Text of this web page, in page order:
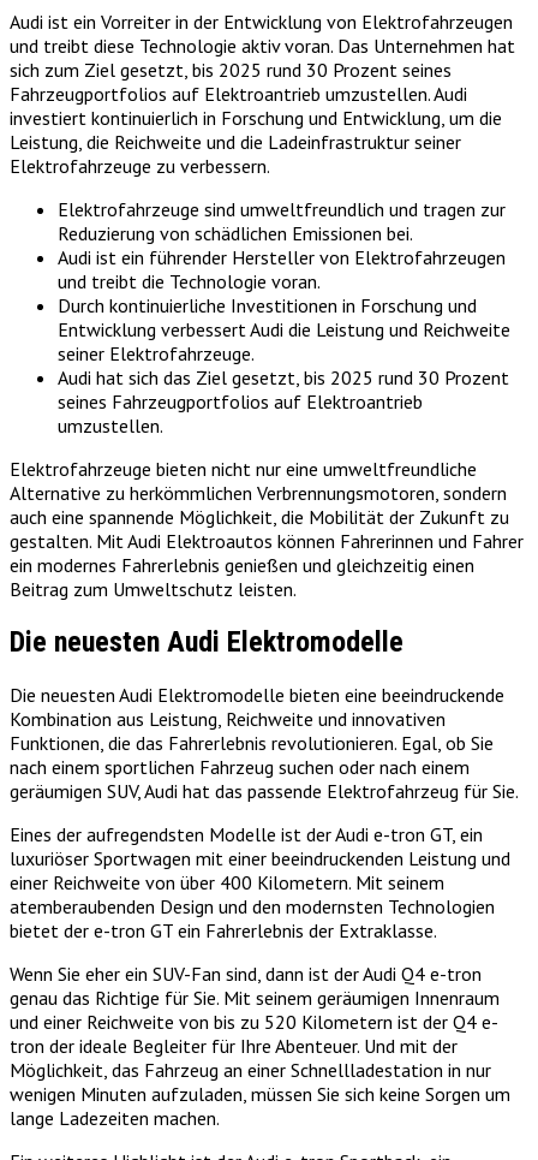
Audi ist ein Vorreiter in der Entwicklung von Elektrofahrzeugen
und treibt diese Technologie aktiv voran. Das Unternehmen hat
sich zum Ziel gesetzt, bis 2025 rund 30 Prozent seines
Fahrzeugportfolios auf Elektroantrieb umzustellen. Audi
investiert kontinuierlich in Forschung und Entwicklung, um die
Leistung, die Reichweite und die Ladeinfrastruktur seiner
Elektrofahrzeuge zu verbessern.
Elektrofahrzeuge sind umweltfreundlich und tragen zur
Reduzierung von schädlichen Emissionen bei.
Audi ist ein führender Hersteller von Elektrofahrzeugen
und treibt die Technologie voran.
Durch kontinuierliche Investitionen in Forschung und
Entwicklung verbessert Audi die Leistung und Reichweite
seiner Elektrofahrzeuge.
Audi hat sich das Ziel gesetzt, bis 2025 rund 30 Prozent
seines Fahrzeugportfolios auf Elektroantrieb
umzustellen.
Elektrofahrzeuge bieten nicht nur eine umweltfreundliche
Alternative zu herkömmlichen Verbrennungsmotoren, sondern
auch eine spannende Möglichkeit, die Mobilität der Zukunft zu
gestalten. Mit Audi Elektroautos können Fahrerinnen und Fahrer
ein modernes Fahrerlebnis genießen und gleichzeitig einen
Beitrag zum Umweltschutz leisten.
Die neuesten Audi Elektromodelle
Die neuesten Audi Elektromodelle bieten eine beeindruckende
Kombination aus Leistung, Reichweite und innovativen
Funktionen, die das Fahrerlebnis revolutionieren. Egal, ob Sie
nach einem sportlichen Fahrzeug suchen oder nach einem
geräumigen SUV, Audi hat das passende Elektrofahrzeug für Sie.
Eines der aufregendsten Modelle ist der Audi e-tron GT, ein
luxuriöser Sportwagen mit einer beeindruckenden Leistung und
einer Reichweite von über 400 Kilometern. Mit seinem
atemberaubenden Design und den modernsten Technologien
bietet der e-tron GT ein Fahrerlebnis der Extraklasse.
Wenn Sie eher ein SUV-Fan sind, dann ist der Audi Q4 e-tron
genau das Richtige für Sie. Mit seinem geräumigen Innenraum
und einer Reichweite von bis zu 520 Kilometern ist der Q4 e-
tron der ideale Begleiter für Ihre Abenteuer. Und mit der
Möglichkeit, das Fahrzeug an einer Schnellladestation in nur
wenigen Minuten aufzuladen, müssen Sie sich keine Sorgen um
lange Ladezeiten machen.